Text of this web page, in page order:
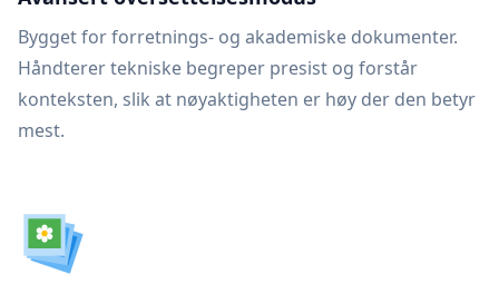
Bygget for forretnings- og akademiske dokumenter.
Håndterer tekniske begreper presist og forstår
konteksten, slik at nøyaktigheten er høy der den betyr
mest.